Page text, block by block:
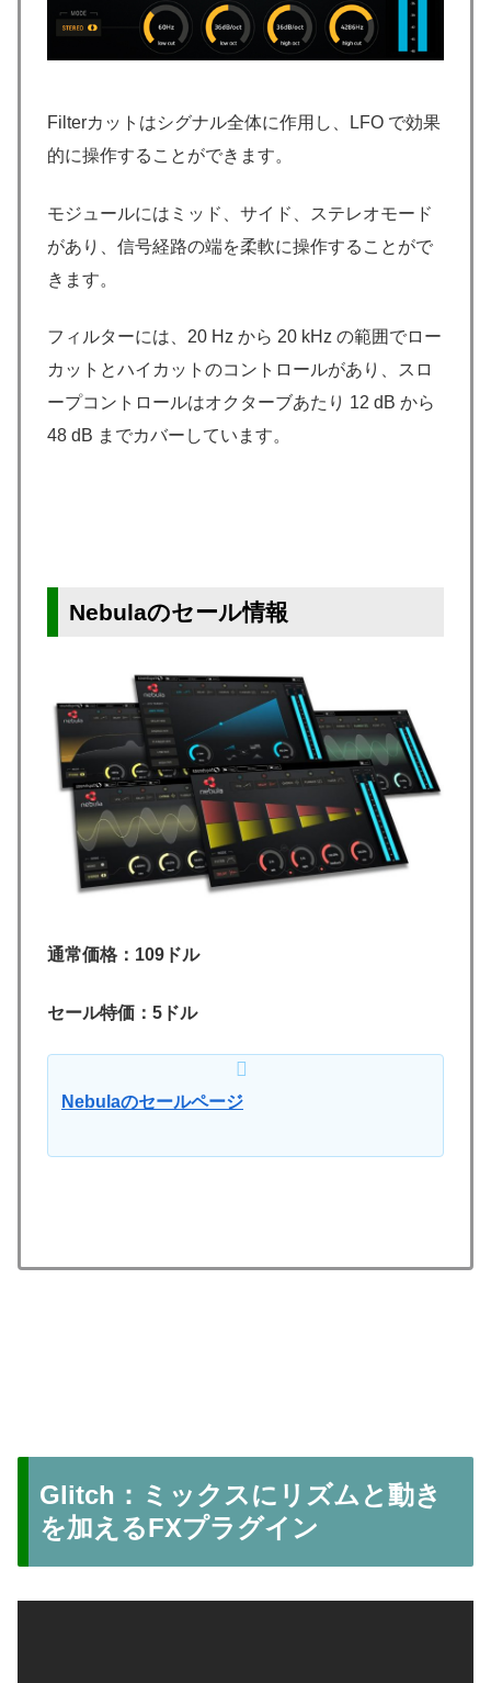
Filterカットはシグナル全体に作用し、LFO で効果
的に操作することができます。
モジュールにはミッド、サイド、ステレオモード
があり、信号経路の端を柔軟に操作することがで
きます。
フィルターには、20 Hz から 20 kHz の範囲でロー
カットとハイカットのコントロールがあり、スロ
ープコントロールはオクターブあたり 12 dB から
48 dB までカバーしています。
Nebulaのセール情報
通常価格：109ドル
セール特価：5ドル
Nebulaのセールページ
Glitch：ミックスにリズムと動き
を加えるFXプラグイン